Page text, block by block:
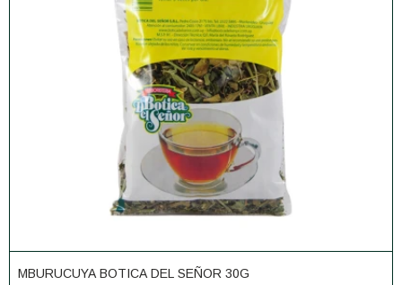
MBURUCUYA BOTICA DEL SEÑOR 30G